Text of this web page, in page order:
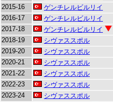
2015-16
ゲンチレルビルリイ
2016-17
ゲンチレルビルリイ
2017-18
ゲンチレルビルリイ
2018-19
シヴァススポル
2019-20
シヴァススポル
2020-21
シヴァススポル
2021-22
シヴァススポル
2022-23
シヴァススポル
2023-24
シヴァススポル